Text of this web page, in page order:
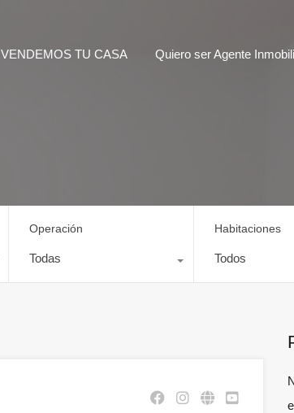
VENDEMOS TU CASA Quiero ser Agente
Operación
Todas
Habitaciones
Todos